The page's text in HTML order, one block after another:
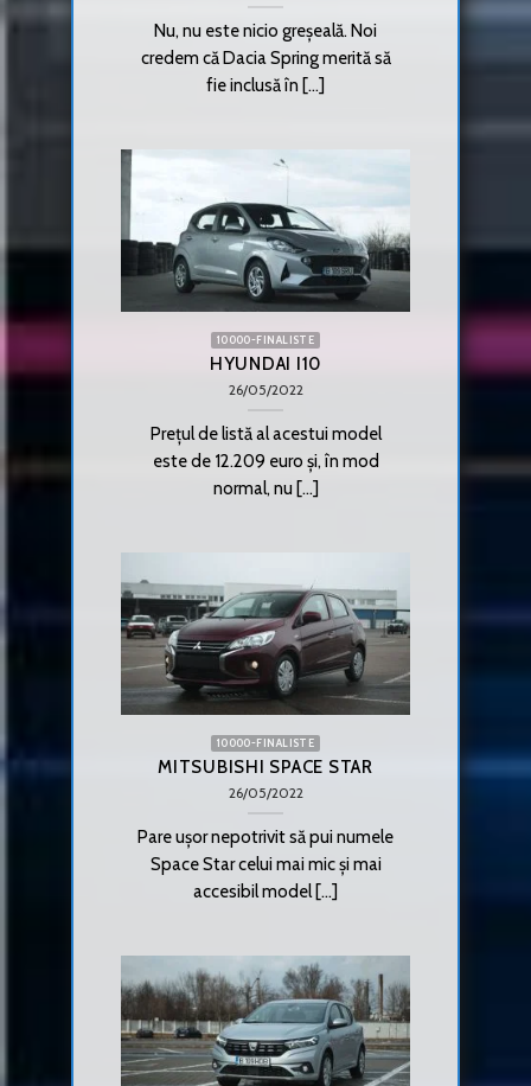
Nu, nu este nicio greșeală. Noi
credem că Dacia Spring merită să
fie inclusă în [...]
10000-FINALISTE
HYUNDAI I10
26/05/2022
Prețul de listă al acestui model
este de 12.209 euro și, în mod
normal, nu [...]
10000-FINALISTE
MITSUBISHI SPACE STAR
26/05/2022
Pare ușor nepotrivit să pui numele
Space Star celui mai mic și mai
accesibil model [...]